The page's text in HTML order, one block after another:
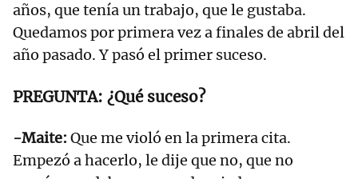
años, que tenía un trabajo, que le gustaba.
Quedamos por primera vez a finales de abril del
año pasado. Y pasó el primer suceso.
¿Qué suceso?
-Maite: Que me violó en la primera cita.
Empezó a hacerlo, le dije que no, que no